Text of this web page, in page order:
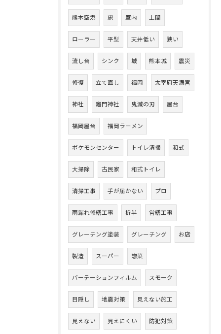
熊本空港 旅 室内 土間
ローラー 平型 天井低い 狭い
流し台 シンク 城 熊本城 震災
修復 立て直し 福岡 太宰府天満宮
神社 竈門神社 鬼滅の刃 屋台
福岡屋台 福岡ラーメン
ポケモンセンター トイレ清掃 和式
大掃除 古民家 和式トイレ
清掃工事 手が届かない プロ
雨漏れ修繕工事 折半 営繕工事
グレーチング塗装 グレーチング お店
製造 スーパー 惣菜
パーテーションフィルム スモーク
目隠し 地震対策 見えない施工
見えない 見えにくい 防犯対策